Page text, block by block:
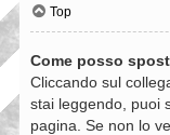
Top
Come posso
Cliccando sul
stai leggendo, puoi
pagina. Se non lo